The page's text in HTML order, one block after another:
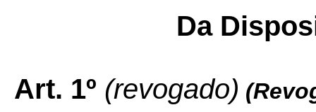
Da
Art. 1º (revogado)